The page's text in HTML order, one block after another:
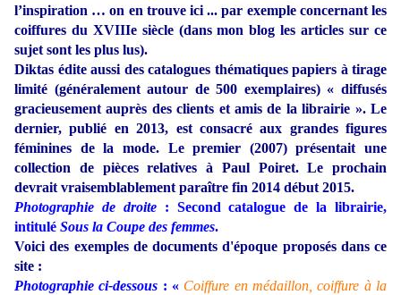
l’inspiration … on en trouve ici ... par exemple concernant les
coiffures du XVIIIe siècle (dans mon blog les articles sur ce
sujet sont les plus lus).
Diktas édite aussi des catalogues thématiques papiers à tirage
limité (généralement autour de 500 exemplaires) « diffusés
gracieusement auprès des clients et amis de la librairie ». Le
dernier, publié en 2013, est consacré aux grandes figures
féminines de la mode. Le premier (2007) présentait une
collection de pièces relatives à Paul Poiret. Le prochain
devrait vraisemblablement paraître fin 2014 début 2015.
Photographie de droite: Second catalogue de la librairie,
intitulé Sous la Coupe des femmes.
Voici des exemples de documents d'époque proposés dans ce
site :
Photographie ci-dessous : « Coiffure en médaillon, coiffure à la